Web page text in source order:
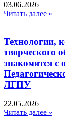
03.06.2026
Читать далее »
Технологии,
творческого
знакомятся с
ЛГПУ
22.05.2026
Читать далее »